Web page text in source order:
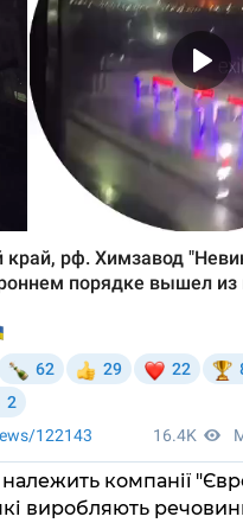
компанії
виробляють